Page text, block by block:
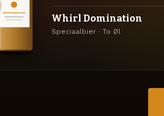
Whirl Domination
Speciaalbier · To Øl